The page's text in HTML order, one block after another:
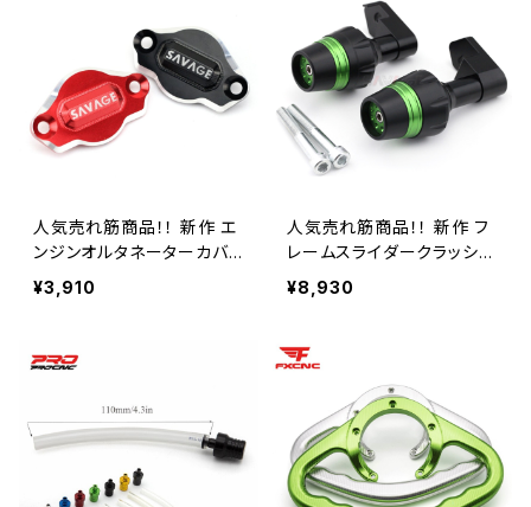
人気売れ筋商品！！ 新作 エ
ンジンオルタネーターカバ
ー DUCATI MONSTER 6
95 S2R S4R 1000 / S Hy
ターサイクルアクセサリー
バイク用品
¥3,910
人気売れ筋商品！！ 新作 フ
レームスライダークラッシュ
プロテクター 2010-2020 1
1 12 14 15 16 18 19 モータ
ビン落下防止 バイク用品
¥8,930